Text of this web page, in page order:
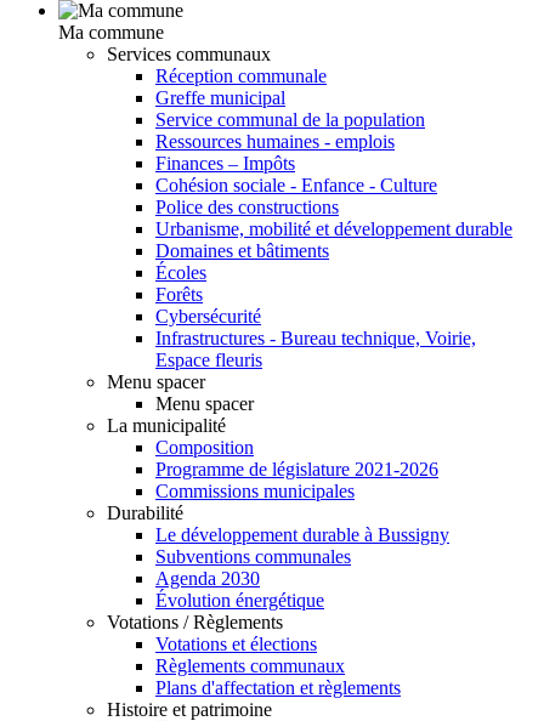
Ma commune
Services communaux
Réception communale
Greffe municipal
Service communal de la population
Ressources humaines - emplois
Finances – Impôts
Cohésion sociale - Enfance - Culture
Police des constructions
Urbanisme, mobilité et développement durable
Domaines et bâtiments
Écoles
Forêts
Cybersécurité
Infrastructures - Bureau technique, Voirie,
Espace fleuris
Menu spacer
Menu spacer
La municipalité
Composition
Programme de législature 2021-2026
Commissions municipales
Durabilité
Le développement durable à Bussigny
Subventions communales
Agenda 2030
Évolution énergétique
Votations / Règlements
Votations et élections
Règlements communaux
Plans d'affectation et règlements
Histoire et patrimoine